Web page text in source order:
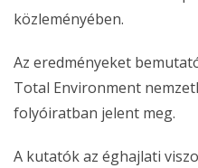
közleményében.
Az eredményeket
Total Environment
folyóiratban jelent meg.
A kutatók az éghajlati